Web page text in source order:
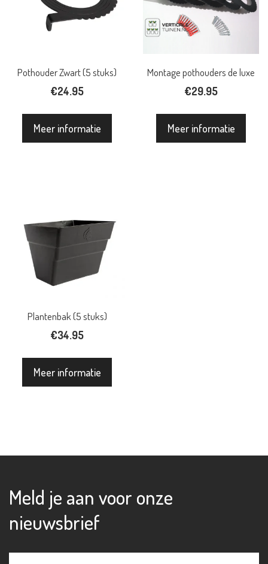
Pothouder Zwart (5 stuks)
€24.95
Meer informatie
Montage pothouders de luxe
€29.95
Meer informatie
Plantenbak (5 stuks)
€34.95
Meer informatie
Meld je aan voor onze
nieuwsbrief